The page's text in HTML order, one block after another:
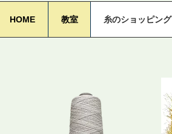
HOME 教室 糸のショッピング